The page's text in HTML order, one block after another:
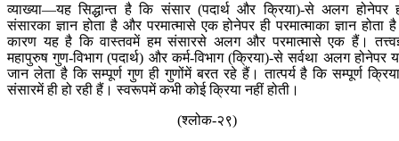
व्याख्या—यह सिद्धान्त है कि संसार (पदार्थ और क्रिया)-से अलग होनेपर
संसारका ज्ञान होता है और परमात्मासे एक होनेपर ही परमात्माका ज्ञान होता
कारण यह है कि वास्तवमें हम संसारसे अलग और परमात्मासे एक हैं।
महापुरुष गुण-विभाग (पदार्थ) और कर्म-विभाग (क्रिया)-से सर्वथा अलग होनेपर
जान लेता है कि सम्पूर्ण गुण ही गुणोंमें बरत रहे हैं। तात्पर्य है कि सम्पूर्ण
संसारमें ही हो रही हैं। स्वरूपमें कभी कोई क्रिया नहीं होती।
(श्लोक-२९)